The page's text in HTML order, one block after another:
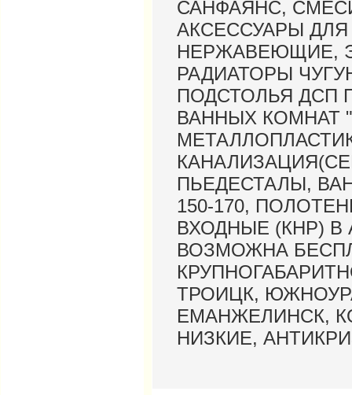
САНФАЯНС,
АКСЕССУАРЫ
НЕРЖАВЕЮЩИЕ,
РАДИАТОРЫ
ПОДСТОЛЬЯ ДСП
ВАННЫХ КОМНАТ
ПЬЕДЕСТАЛЫ,
150-170,
ВХОДНЫЕ (КНР)
ВОЗМОЖНА
ТРОИЦК,
ЕМАНЖЕЛИНСК,
НИЗКИЕ,